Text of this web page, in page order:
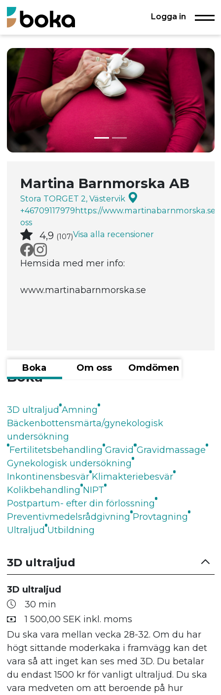
Logga in
Martina Barnmorska AB
Stora TORGET 2, Västervik
+46709117979https://www.martinabarnmorska.se
oss
4,9 (107)Visa alla recensioner
Hemsida med mer info:
www.martinabarnmorska.se
Boka Om oss Omdömen
Boka
3D ultraljud Amning
Bäckenbottensmärta/gynekologisk
undersökning
Fertilitetsbehandling Gravid Gravidmassage
Gynekologisk undersökning
Inkontinensbesvär Klimakteriebesvär
Kolikbehandling NIPT
Postpartum- efter din förlossning
Preventivmedelsrådgivning Provtagning
Ultraljud Utbildning
3D ultraljud
3D ultraljud
30 min
1 500,00 SEK inkl. moms
Du ska vara mellan vecka 28-32. Om du har
högt sittande moderkaka i framvägg kan det
vara så att inget kan ses med 3D. Du betalar
du endast 1500 kr för vanligt ultraljud. Du ska
vara medveten om att beroende på hur